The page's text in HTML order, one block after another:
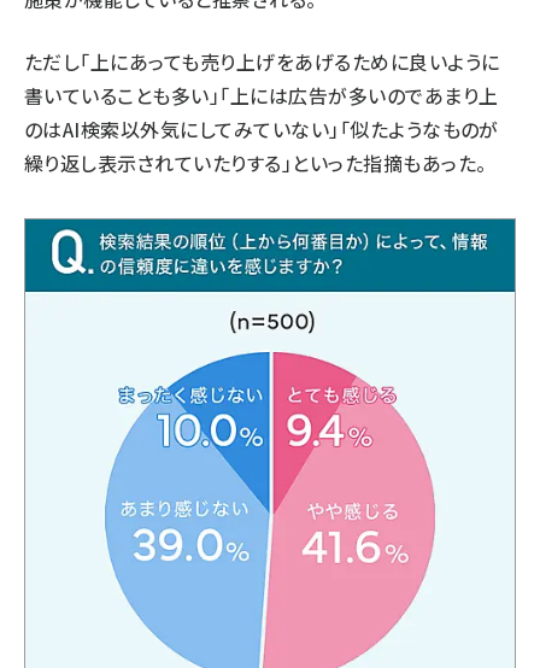
ただし「上にあっても売り上げをあげるために良いように
書いていることも多い」「上には広告が多いのであまり上
のはAI検索以外気にしてみていない」「似たようなものが
繰り返し表示されていたりする」といった指摘もあった。